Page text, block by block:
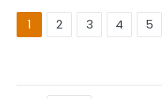
1 2 3 4 5